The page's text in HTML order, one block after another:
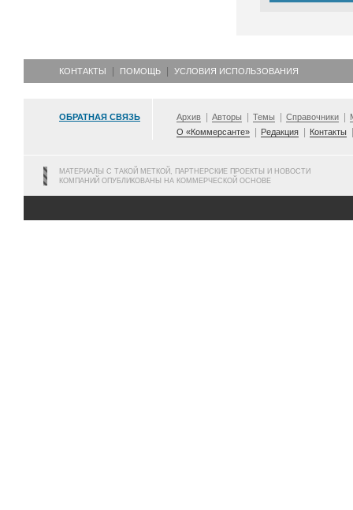
КОНТАКТЫ ПОМОЩЬ УСЛОВИЯ ИСПОЛЬЗОВАНИЯ
ОБРАТНАЯ СВЯЗЬ Архив Авторы Темы Справочники
О «Коммерсанте»
Редакция Контакты
МАТЕРИАЛЫ С ТАКОЙ МЕТКОЙ, ПАРТНЕРСКИЕ ПРОЕКТЫ И НОВОСТИ
КОМПАНИЙ ОПУБЛИКОВАНЫ НА КОММЕРЧЕСКОЙ ОСНОВЕ